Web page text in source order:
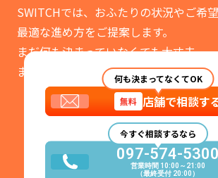
SWITCHでは、おふたりの状況やご希望
最適な進め方をご提案します。
まだ何も決まっていなくても大丈夫。
まずはお気軽にご相談ください。
何も決まってなくてOK
無料 店舗で相談す
今すぐ相談するなら
097-574-5300
営業時間 10:00～21:00
（最終受付 20:00）